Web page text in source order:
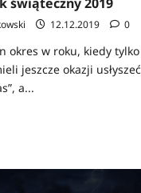
12.12.2019 0
okres w roku, kiedy tylko
jeszcze okazji usłyszeć
a...